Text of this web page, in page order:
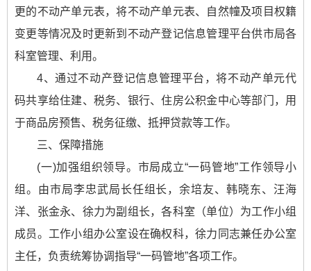
更的不动产单元表，将不动产单元表、自然幢及项目权籍
变更等情况及时更新到不动产登记信息管理平台供市局各
科室管理、利用。
4、通过不动产登记信息管理平台，将不动产单元代
码共享给住建、税务、银行、住房公积金中心等部门，用
于商品房预售、税务征缴、抵押贷款等工作。
三、保障措施
(一)加强组织领导。市局成立“一码管地”工作领导小
组。由市局李忠武局长任组长，余培友、韩晓东、汪海
洋、张金永、徐力为副组长，各科室（单位）为工作小组
成员。工作小组办公室设在确权科，徐力同志兼任办公室
主任，负责统筹协调指导“一码管地”各项工作。